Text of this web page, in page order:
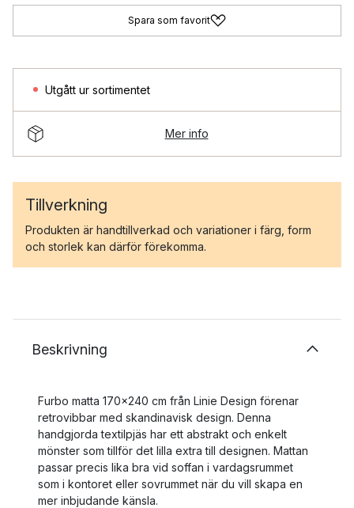
Spara som favorit
Utgått ur sortimentet
Mer info
Tillverkning
Produkten är handtillverkad och variationer i färg, form
och storlek kan därför förekomma.
Beskrivning
Furbo matta 170x240 cm från Linie Design förenar
retrovibbar med skandinavisk design. Denna
handgjorda textilpjäs har ett abstrakt och enkelt
mönster som tillför det lilla extra till designen. Mattan
passar precis lika bra vid soffan i vardagsrummet
som i kontoret eller sovrummet när du vill skapa en
mer inbjudande känsla.